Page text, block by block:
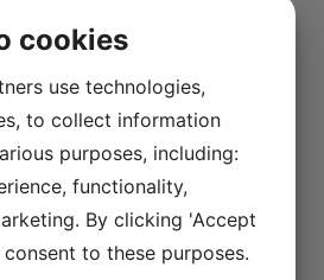
TV’s videoer med har hjulpet mig
de videoer med opvarmning af hesten.
trave sin hest af.Cecilie Lyngvild
cookies
use technologies,
to collect information
purposes, including:
functionality,
By clicking 'Accept
to these purposes.